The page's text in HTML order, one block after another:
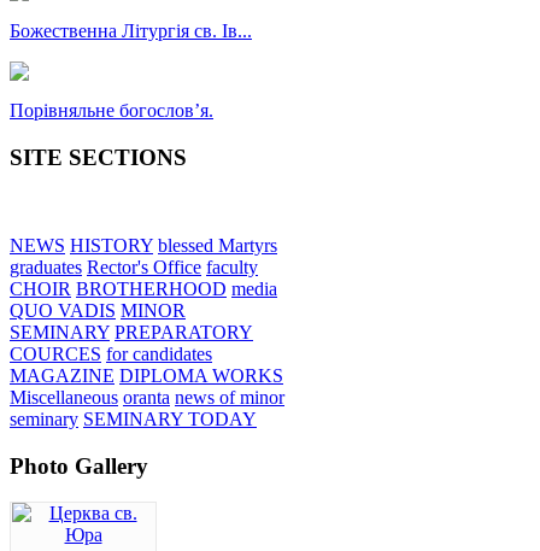
Божественна Літургія св. Ів...
Порівняльне богословʼя.
SITE SECTIONS
NEWS HISTORY blessed Martyrs
graduates Rector's Office faculty
CHOIR BROTHERHOOD media
QUO VADIS MINOR
SEMINARY PREPARATORY
COURCES for candidates
MAGAZINE DIPLOMA WORKS
Miscellaneous oranta news of minor
seminary SEMINARY TODAY
Photo Gallery